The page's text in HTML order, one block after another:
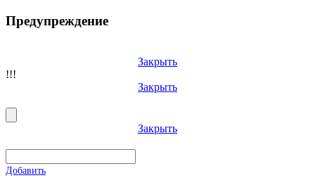
Предупреждение
Закрыть
!!!
Закрыть
Закрыть
Добавить